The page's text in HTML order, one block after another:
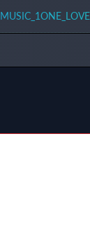
MUSIC_1ONE_LOVE